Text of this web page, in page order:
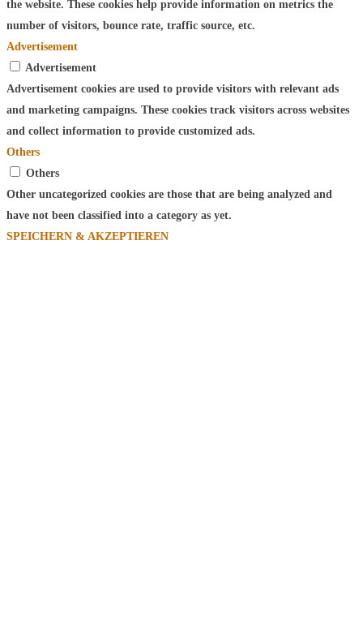
the website. These cookies help provide information on metrics the
number of visitors, bounce rate, traffic source, etc.
Advertisement
Advertisement
Advertisement cookies are used to provide visitors with relevant ads
and marketing campaigns. These cookies track visitors across websites
and collect information to provide customized ads.
Others
Others
Other uncategorized cookies are those that are being analyzed and
have not been classified into a category as yet.
SPEICHERN & AKZEPTIEREN